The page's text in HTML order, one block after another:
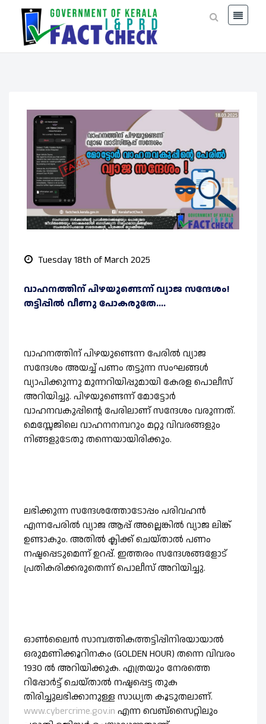
Tuesday 18th of March 2025
വാഹനത്തിന് പിഴയുണ്ടെന്ന് വ്യാജ സന്ദേശം!
തട്ടിപ്പിൽ വീണു പോകരുതേ....
വാഹനത്തിന് പിഴയുണ്ടെന്ന പേരിൽ വ്യാജ
സന്ദേശം അയച്ച് പണം തട്ടുന്ന സംഘങ്ങൾ
വ്യാപിക്കുന്നു മുന്നറിയിപ്പുമായി കേരള പൊലീസ്
അറിയിച്ചു. പിഴയുണ്ടെന്ന് മോട്ടോർ
വാഹനവകുപ്പിന്റെ പേരിലാണ് സന്ദേശം വരുന്നത്.
മെസ്സേജിലെ വാഹനനമ്പറും മറ്റു വിവരങ്ങളും
നിങ്ങളുടേതു തന്നെയായിരിക്കും.
ലഭിക്കുന്ന സന്ദേശത്തോടോപ്പം പരിവഹൻ
എന്നപേരിൽ വ്യാജ ആപ്പ് അല്ലെങ്കിൽ വ്യാജ ലിങ്ക്
ഉണ്ടാകും. അതിൽ ക്ലിക്ക് ചെയ്താൽ പണം
നഷ്ടപ്പെടുമെന്ന് ഉറപ്പ്. ഇത്തരം സന്ദേശങ്ങളോട്
പ്രതികരിക്കരുതെന്ന് പൊലീസ് അറിയിച്ചു.
ഓൺലൈൻ സാമ്പത്തികത്തട്ടിപ്പിനിരയായാൽ
ഒരുമണിക്കൂറിനകം (GOLDEN HOUR) തന്നെ വിവരം
1930 ൽ അറിയിക്കുക. എത്രയും നേരത്തെ
റിപ്പോർട്ട് ചെയ്താൽ നഷ്ടപ്പെട്ട തുക
തിരിച്ചുലഭിക്കാനുള്ള സാധ്യത കൂടുതലാണ്.
www.cybercrime.gov.in എന്ന വെബ്‌സൈറ്റിലും